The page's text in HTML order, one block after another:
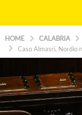
HOME CALABRIA
Caso Almasri, Nordio